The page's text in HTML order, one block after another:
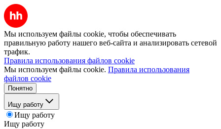
Мы используем файлы cookie, чтобы обеспечивать
правильную работу нашего веб-сайта и анализировать сетевой
трафик.
Правила использования файлов cookie
Мы используем файлы cookie. Правила использования
файлов cookie
Понятно
Ищу работу
Ищу работу
Ищу работу